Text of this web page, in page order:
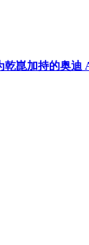
乾崑加持的奥迪